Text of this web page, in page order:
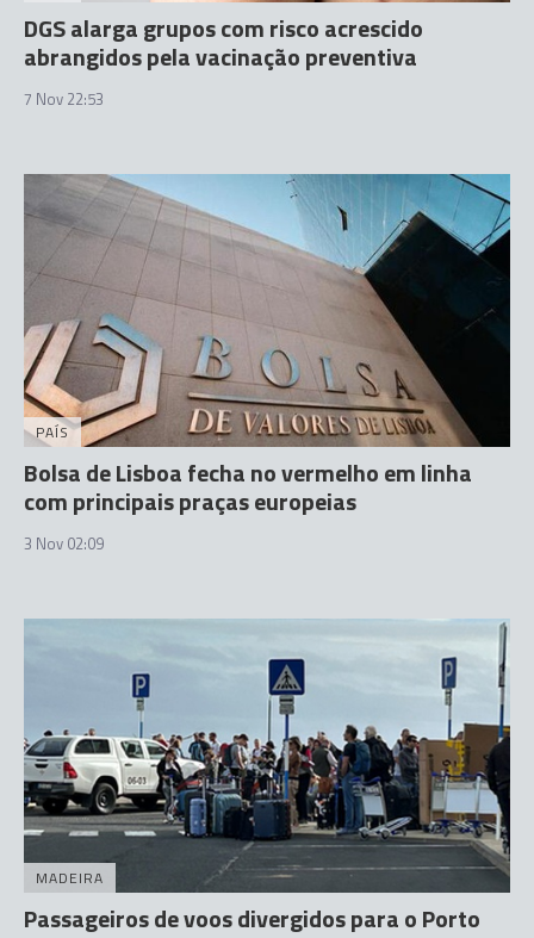
DGS alarga grupos com risco acrescido
abrangidos pela vacinação preventiva
7 Nov 22:53
PAÍS
Bolsa de Lisboa fecha no vermelho em linha
com principais praças europeias
3 Nov 02:09
MADEIRA
Passageiros de voos divergidos para o Porto